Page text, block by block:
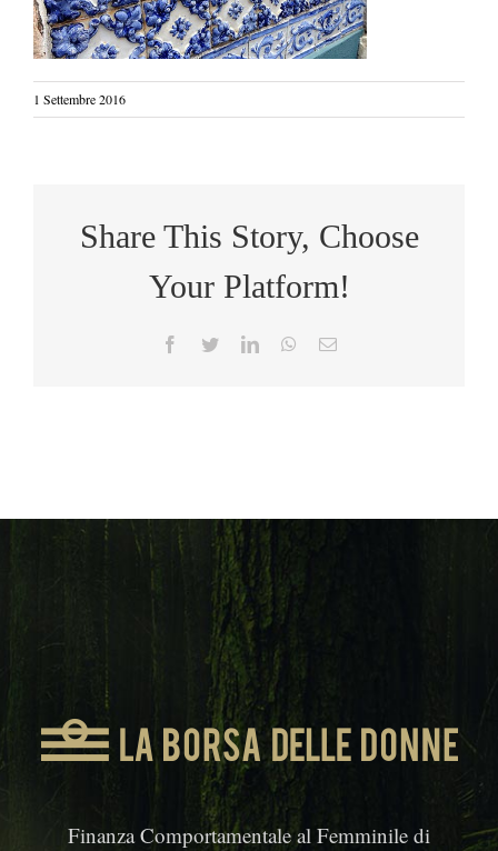
1 Settembre 2016
Share This Story, Choose
Your Platform!
Facebook
TwitterLinkedInWhatsApp
Email
Finanza Comportamentale al Femminile di